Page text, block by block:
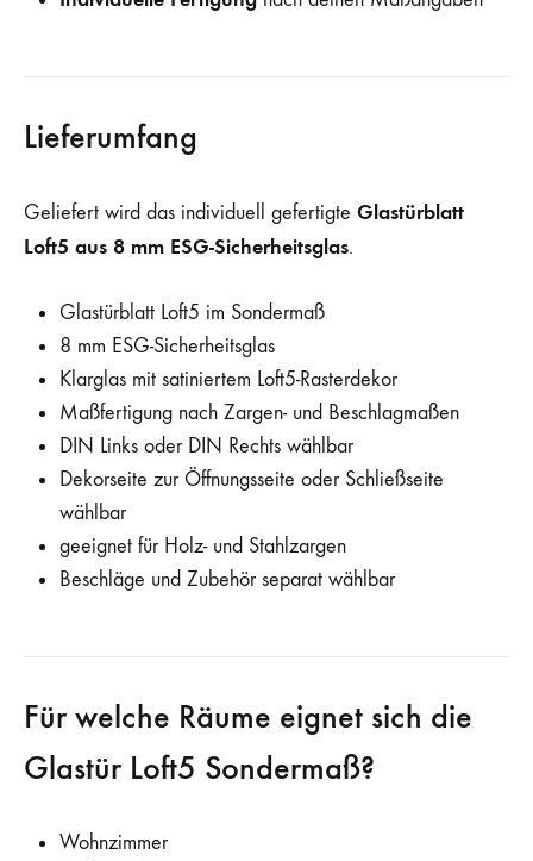
Lieferumfang
Geliefert wird das individuell gefertigte Glastürblatt
Loft5 aus 8 mm ESG-Sicherheitsglas.
Glastürblatt Loft5 im Sondermaß
8 mm ESG-Sicherheitsglas
Klarglas mit satiniertem Loft5-Rasterdekor
Maßfertigung nach Zargen- und Beschlagmaßen
DIN Links oder DIN Rechts wählbar
Dekorseite zur Öffnungsseite oder Schließseite
wählbar
geeignet für Holz- und Stahlzargen
Beschläge und Zubehör separat wählbar
Für welche Räume eignet sich die
Glastür Loft5 Sondermaß?
Wohnzimmer